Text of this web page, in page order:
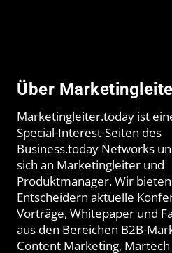
Über
Marketingleiter.today ist
Special-Interest-Seiten des
Business.today Networks
sich an Marketingleiter und
Produktmanager. Wir
Entscheidern aktuelle
Vorträge, Whitepaper und
aus den Bereichen B2B-
Content Marketing,